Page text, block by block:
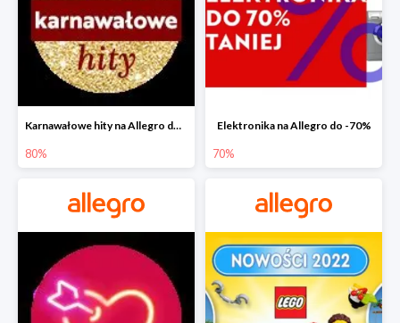
Karnawałowe hity na Allegro do -80%
80%
Elektronika na Allegro do -70%
70%